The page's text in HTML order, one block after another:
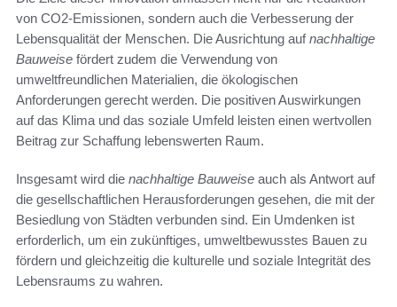
von CO2-Emissionen, sondern auch die Verbesserung der
Lebensqualität der Menschen. Die Ausrichtung aufnachhaltige
Bauweise fördert zudem die Verwendung von
umweltfreundlichen Materialien, die ökologischen
Anforderungen gerecht werden. Die positiven Auswirkungen
auf das Klima und das soziale Umfeld leisten einen wertvollen
Beitrag zur Schaffung lebenswerten Raum.
Insgesamt wird die nachhaltige Bauweise auch als Antwort auf
die gesellschaftlichen Herausforderungen gesehen, die mit der
Besiedlung von Städten verbunden sind. Ein Umdenken ist
erforderlich, um ein zukünftiges, umweltbewusstes Bauen zu
fördern und gleichzeitig die kulturelle und soziale Integrität des
Lebensraums zu wahren.